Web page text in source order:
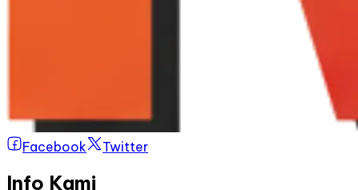
Facebook Twitter
Info Kami